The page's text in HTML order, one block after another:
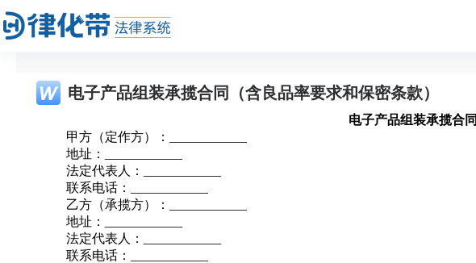
电子产品组装承揽合同（含良品率要求和保密条款）
电子产品组装承揽合同
甲方（定作方）：____________
地址：____________
法定代表人：____________
联系电话：____________
乙方（承揽方）：____________
地址：____________
法定代表人：____________
联系电话：____________